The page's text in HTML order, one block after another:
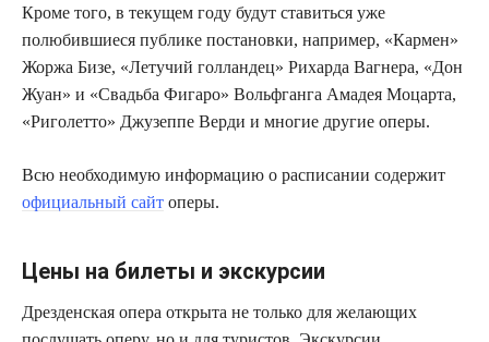
Кроме того, в текущем году будут ставиться уже
полюбившиеся публике постановки, например, «Кармен»
Жоржа Бизе, «Летучий голландец» Рихарда Вагнера, «Дон
Жуан» и «Свадьба Фигаро» Вольфганга Амадея Моцарта,
«Риголетто» Джузеппе Верди и многие другие оперы.
Всю необходимую информацию о расписании содержит
официальный сайт оперы.
Цены на билеты и экскурсии
Дрезденская опера открыта не только для желающих